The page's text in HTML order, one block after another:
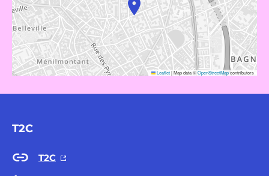
Leaflet|Map data ©OpenStreetMapcontributors
T2C
T2C